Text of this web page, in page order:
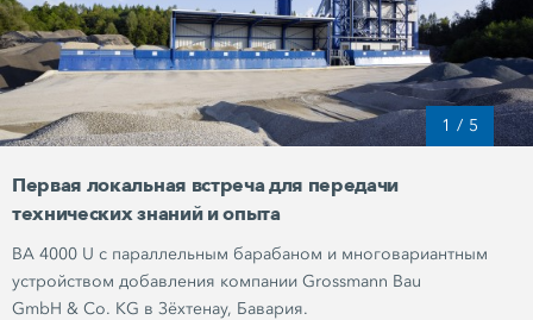
1 / 5
Первая локальная встреча для передачи
технических знаний и опыта
BA 4000 U с параллельным барабаном и многовариантным
устройством добавления компании Grossmann Bau
GmbH & Co. KG в Зёхтенау, Бавария.